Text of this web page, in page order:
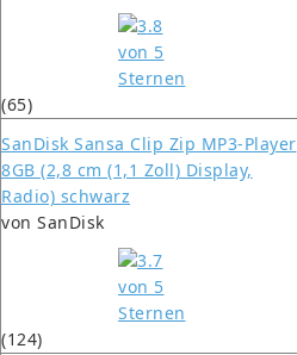
(65)
SanDisk Sansa Clip Zip MP3-Player
8GB (2,8 cm (1,1 Zoll) Display,
Radio) schwarz
von SanDisk
(124)